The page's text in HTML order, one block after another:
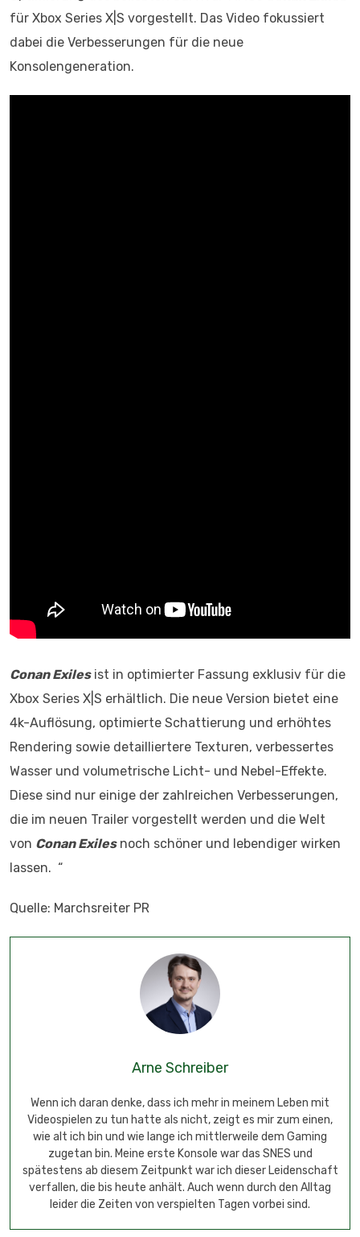
für Xbox Series X|S vorgestellt. Das Video fokussiert
dabei die Verbesserungen für die neue
Konsolengeneration.
Conan Exilesist in optimierter Fassung exklusiv für die
Xbox Series X|S erhältlich. Die neue Version bietet eine
4k-Auflösung, optimierte Schattierung und erhöhtes
Rendering sowie detailliertere Texturen, verbessertes
Wasser und volumetrische Licht- und Nebel-Effekte.
Diese sind nur einige der zahlreichen Verbesserungen,
die im neuen Trailer vorgestellt werden und die Welt
von Conan Exilesnoch schöner und lebendiger wirken
lassen. “
Quelle: Marchsreiter PR
Arne Schreiber
Wenn ich daran denke, dass ich mehr in meinem Leben mit
Videospielen zu tun hatte als nicht, zeigt es mir zum einen,
wie alt ich bin und wie lange ich mittlerweile dem Gaming
zugetan bin. Meine erste Konsole war das SNES und
spätestens ab diesem Zeitpunkt war ich dieser Leidenschaft
verfallen, die bis heute anhält. Auch wenn durch den Alltag
leider die Zeiten von verspielten Tagen vorbei sind.